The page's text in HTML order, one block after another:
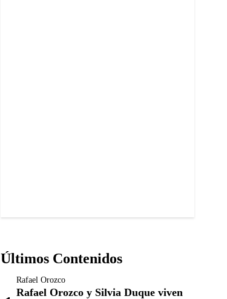
Últimos Contenidos
Rafael Orozco
Rafael Orozco y Silvia Duque viven